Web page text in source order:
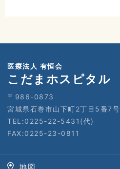
医療法人 有恒会
こだまホスピタル
〒986-0873
宮城県石巻市山下町2丁目5番7号
TEL:0225-22-5431(代)
FAX:0225-23-0811
地図